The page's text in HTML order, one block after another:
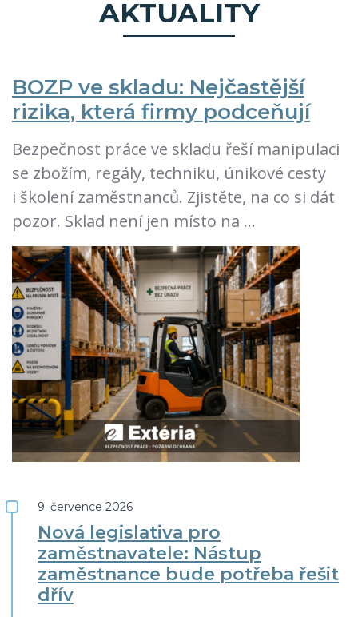
AKTUALITY
BOZP ve skladu: Nejčastější
rizika, která firmy podceňují
Bezpečnost práce ve skladu řeší manipulaci
se zbožím, regály, techniku, únikové cesty
i školení zaměstnanců. Zjistěte, na co si dát
pozor. Sklad není jen místo na …
9. července 2026
Nová legislativa pro
zaměstnavatele: Nástup
zaměstnance bude potřeba řešit
dřív